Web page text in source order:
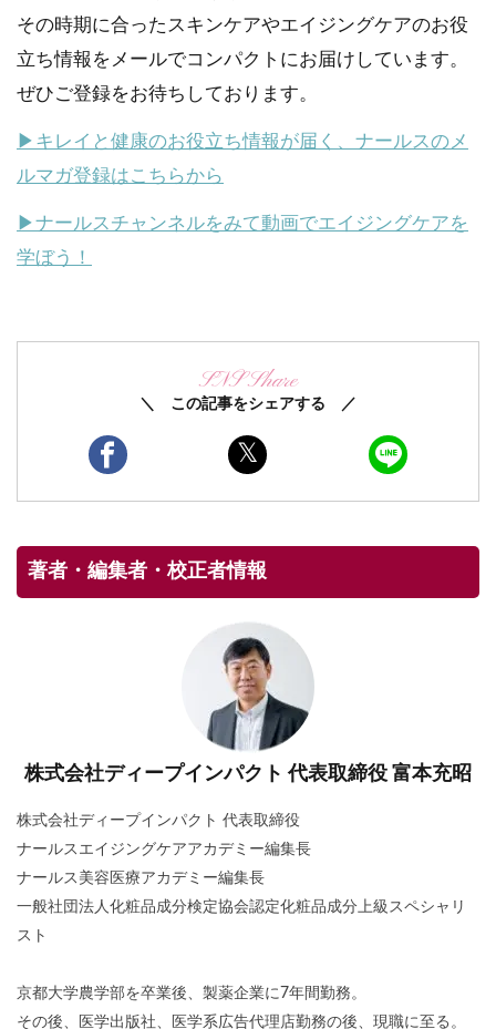
その時期に合ったスキンケアやエイジングケアのお役
立ち情報をメールでコンパクトにお届けしています。
ぜひご登録をお待ちしております。
▶キレイと健康のお役立ち情報が届く、ナールスのメ
ルマガ登録はこちらから
▶ナールスチャンネルをみて動画でエイジングケアを
学ぼう！
SNS Share
＼ この記事をシェアする ／
著者・編集者・校正者情報
株式会社ディープインパクト 代表取締役 富本充昭
株式会社ディープインパクト 代表取締役
ナールスエイジングケアアカデミー編集長
ナールス美容医療アカデミー編集長
一般社団法人化粧品成分検定協会認定化粧品成分上級スペシャリ
スト
京都大学農学部を卒業後、製薬企業に7年間勤務。
その後、医学出版社、医学系広告代理店勤務の後、現職に至る。